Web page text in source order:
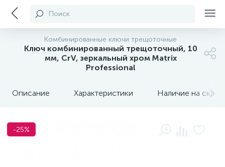
Поиск
Комбинированные ключи трещоточные
Ключ комбинированный трещоточный, 10
мм, CrV, зеркальный хром Matrix
Professional
Описание Характеристики Наличие на
-25%